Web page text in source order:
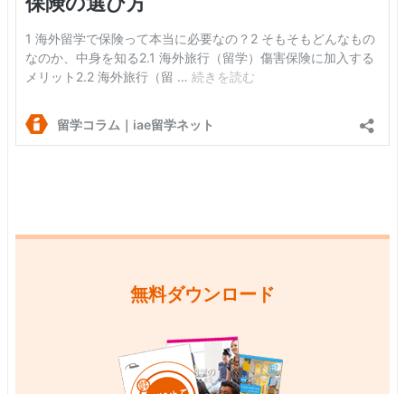
無料ダウンロード